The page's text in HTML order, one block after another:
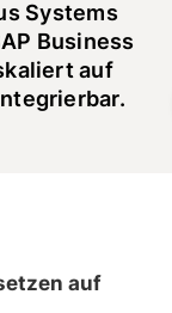
Systems
Business
auf
auf